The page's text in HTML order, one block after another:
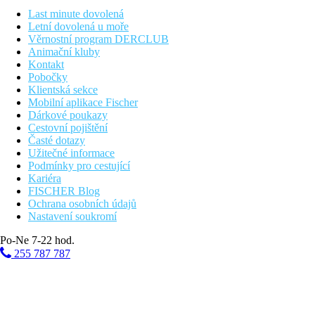
Pláž
Hotel přímo u pláže
Plážová dovolená
Fotogalerie
Last minute dovolená
Letní dovolená u moře
Věrnostní program DERCLUB
Animační kluby
Kontakt
Pobočky
Klientská sekce
Mobilní aplikace Fischer
Dárkové poukazy
Cestovní pojištění
Časté dotazy
Užitečné informace
Podmínky pro cestující
Kariéra
FISCHER Blog
Ochrana osobních údajů
Nastavení soukromí
Po-Ne 7-22 hod.
255 787 787